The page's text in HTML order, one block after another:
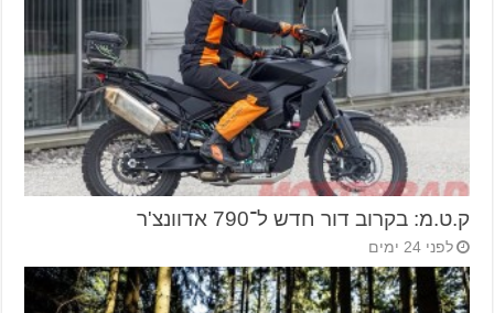
ק.ט.מ: בקרוב דור חדש ל־790 אדוונצ'ר
לפני 24 ימים